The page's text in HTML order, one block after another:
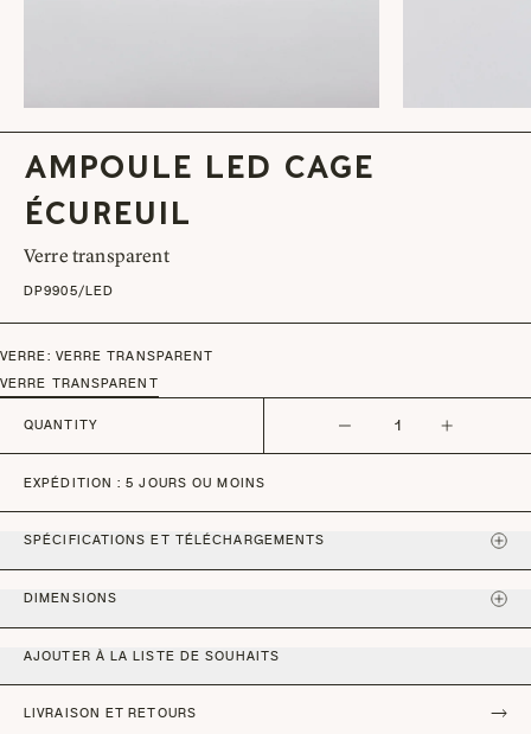
Ampoule LED Cage
Écureuil
Verre transparent
DP9905/LED
VERRE: VERRE TRANSPARENT
VERRE TRANSPARENTVariant sold out or unavailable
SPÉCIFICATIONS ET TÉLÉCHARGEMENTS
DIMENSIONS
AJOUTER À LA LISTE DE SOUHAITS
LIVRAISON ET RETOURS
EXPÉDITION : 5 JOURS OU MOINS
QUANTITY